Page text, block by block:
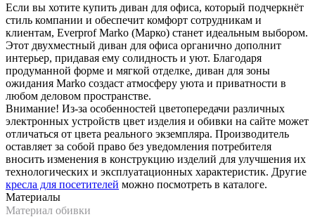
Если вы хотите купить диван для офиса, который подчеркнёт
стиль компании и обеспечит комфорт сотрудникам и
клиентам, Everprof Marko (Марко) станет идеальным выбором.
Этот двухместный диван для офиса органично дополнит
интерьер, придавая ему солидность и уют. Благодаря
продуманной форме и мягкой отделке, диван для зоны
ожидания Marko создаст атмосферу уюта и приватности в
любом деловом пространстве.
Внимание! Из-за особенностей цветопередачи различных
электронных устройств цвет изделия и обивки на сайте может
отличаться от цвета реального экземпляра. Производитель
оставляет за собой право без уведомления потребителя
вносить изменения в конструкцию изделий для улучшения их
технологических и эксплуатационных характеристик. Другие
кресла для посетителей можно посмотреть в каталоге.
Материалы
Материал обивки